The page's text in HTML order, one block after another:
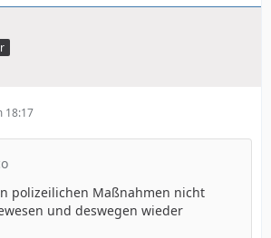
18:17
polizeilichen Maßnahmen nicht
und deswegen wieder